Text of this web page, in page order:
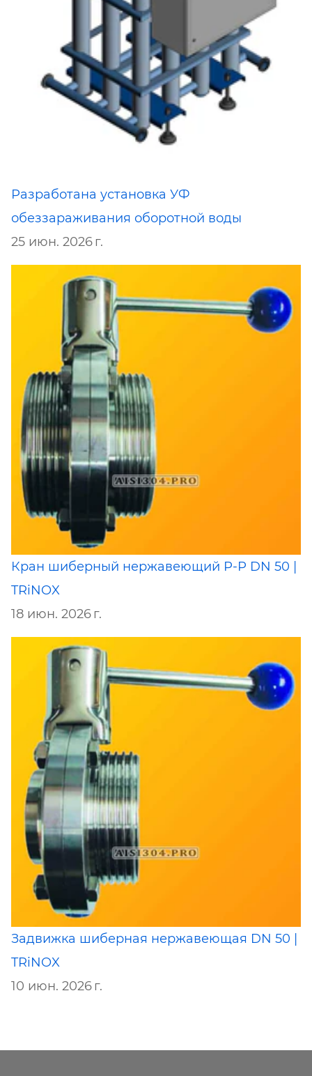
Разработана установка УФ
обеззараживания оборотной воды
25 июн. 2026 г.
Кран шиберный нержавеющий Р-Р DN 50 |
TRiNOX
18 июн. 2026 г.
Задвижка шиберная нержавеющая DN 50 |
TRiNOX
10 июн. 2026 г.